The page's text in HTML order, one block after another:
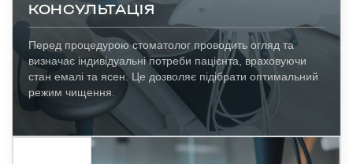
КОНСУЛЬТАЦІЯ
Перед процедурою стоматолог проводить огляд та
визначає індивідуальні потреби пацієнта, враховуючи
стан емалі та ясен. Це дозволяє підібрати оптимальний
режим чищення.